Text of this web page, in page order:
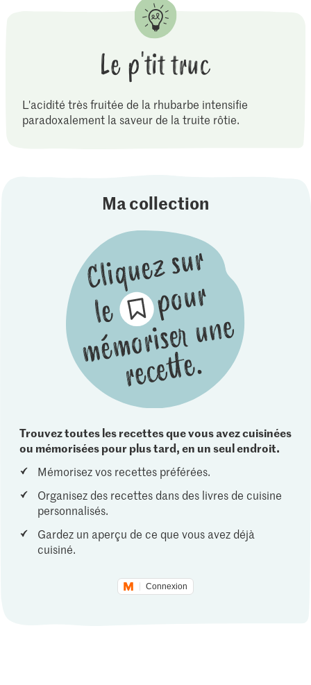
Le p'tit truc
L'acidité très fruitée de la rhubarbe intensifie
paradoxalement la saveur de la truite rôtie.
Ma collection
Trouvez toutes les recettes que vous avez cuisinées
ou mémorisées pour plus tard, en un seul endroit.
Mémorisez vos recettes préférées.
Organisez des recettes dans des livres de cuisine
personnalisés.
Gardez un aperçu de ce que vous avez déjà
cuisiné.
Connexion